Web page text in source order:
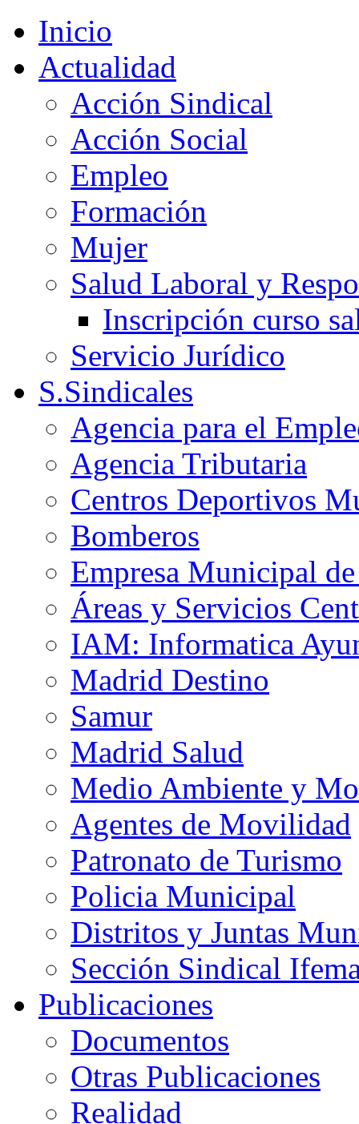
Inicio
Actualidad
Acción Sindical
Acción Social
Empleo
Formación
Mujer
Salud Laboral y
Inscripción curso
Servicio Jurídico
S.Sindicales
Agencia para el
Agencia Tributaria
Centros Deportivos
Bomberos
Empresa Municipal
Áreas y Servicios
IAM: Informatica
Madrid Destino
Samur
Madrid Salud
Medio Ambiente y
Agentes de Movilidad
Patronato de Turismo
Policia Municipal
Distritos y Juntas
Sección Sindical
Publicaciones
Documentos
Otras Publicaciones
Realidad